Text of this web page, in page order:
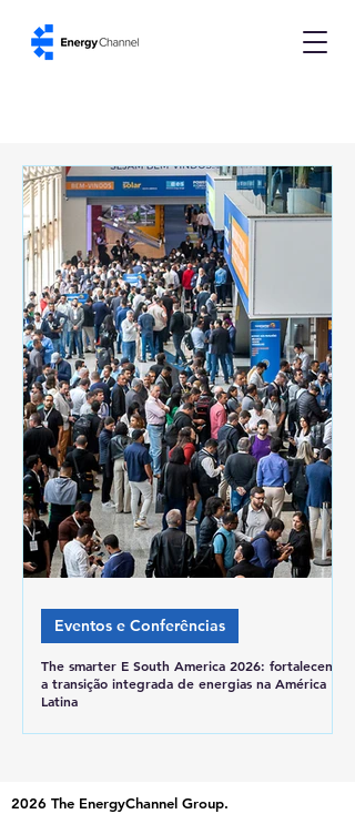
The smarter E South America 2026: fortalecendo
a transição integrada de energias na América
Latina
Eventos e Conferências
2026 The EnergyChannel Group.